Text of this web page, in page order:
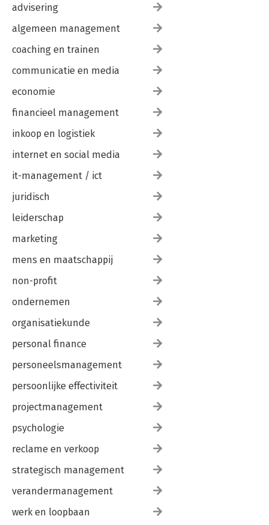
De werkvloer is de beste universiteit
Leiderschap moet je verdienen
Frederik Willem de Klerk
Desmond Tutu
Over de auteur
advisering
algemeen management
coaching en trainen
communicatie en media
economie
financieel management
inkoop en logistiek
internet en social media
it-management / ict
juridisch
leiderschap
marketing
mens en maatschappij
non-profit
ondernemen
organisatiekunde
personal finance
personeelsmanagement
persoonlijke effectiviteit
projectmanagement
psychologie
reclame en verkoop
strategisch management
verandermanagement
werk en loopbaan